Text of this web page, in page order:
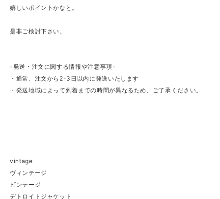
嬉しいポイントかなと。
是非ご検討下さい。
-発送・注文に関する情報や注意事項-
・通常、注文から2-3日以内に発送いたします
・発送地域によって到着までの時間が異なるため、ご了承ください。
vintage
ヴィンテージ
ビンテージ
デトロイトジャケット